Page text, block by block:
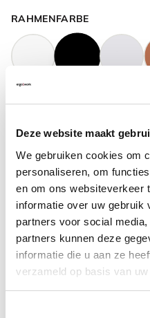
Deze website maakt
We gebruiken cookies om
personaliseren, om
en om ons websiteverkeer
informatie over uw gebruik
partners voor social
partners kunnen deze
informatie die u aan ze
verzameld op basis van
RAHMENFARBE
GASFEDERHÖHE
BODENKONTAKT
FUSSRING ?